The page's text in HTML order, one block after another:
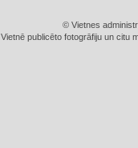
© Vietnes
Vietnē publicēto fotogrāfiju un citu